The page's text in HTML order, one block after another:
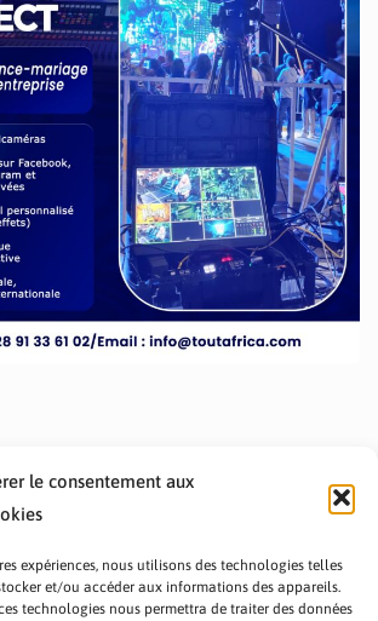
le consentement aux
expériences, nous utilisons des technologies telles
et/ou accéder aux informations des appareils.
technologies nous permettra de traiter des données